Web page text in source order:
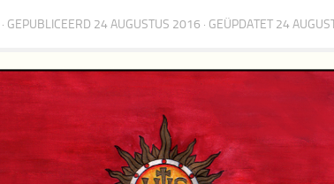
· GEPUBLICEERD 24 AUGUSTUS 2016 · GEÜPDATET 24